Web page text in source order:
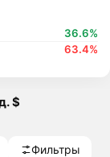
36.6%
63.4%
$
Фильтры